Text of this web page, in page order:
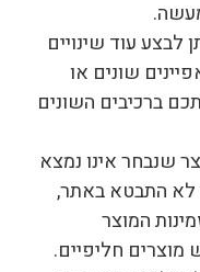
לבצע עוד שינויים
שונים או
ברכיבים השונים
שנבחר אינו נמצא
לא התבטא באתר,
המוצר
חליפיים.